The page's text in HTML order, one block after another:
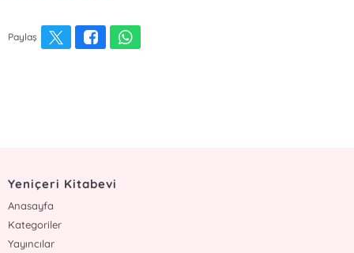
Paylaş
Yeniçeri Kitabevi
Anasayfa
Kategoriler
Yayıncılar